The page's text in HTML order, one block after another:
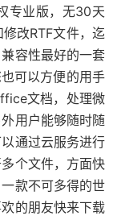
专业版，无30天
改RTF文件，迄
容性最好的一套
可以方便的用手
文档，处理微
用户能够随时随
通过云服务进行
个文件，方面快
款不可多得的世
的朋友快来下载